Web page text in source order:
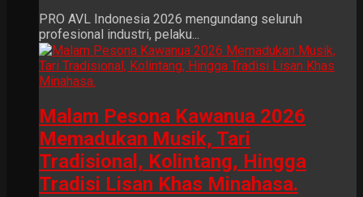
PRO AVL Indonesia 2026 mengundang seluruh
profesional industri, pelaku...
Malam Pesona Kawanua 2026
Memadukan Musik, Tari
Tradisional, Kolintang, Hingga
Tradisi Lisan Khas Minahasa.